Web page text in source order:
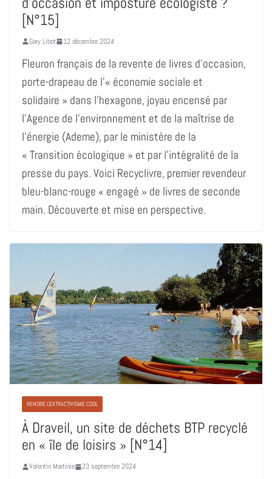
[N°15]
Gary Libot 12 décembre 2024
Fleuron français de la revente de livres d’occasion,
porte-drapeau de l’« économie sociale et
solidaire » dans l’hexagone, joyau encensé par
l’Agence de l’environnement et de la maîtrise de
l’énergie (Ademe), par le ministère de la
« Transition écologique » et par l’intégralité de la
presse du pays. Voici Recyclivre, premier revendeur
bleu-blanc-rouge « engagé » de livres de seconde
main. Découverte et mise en perspective.
RENDRE L'EXTRACTIVISME COOL
À Draveil, un site de déchets BTP recyclé
en « île de loisirs » [N°14]
Valentin Martinie 23 septembre 2024